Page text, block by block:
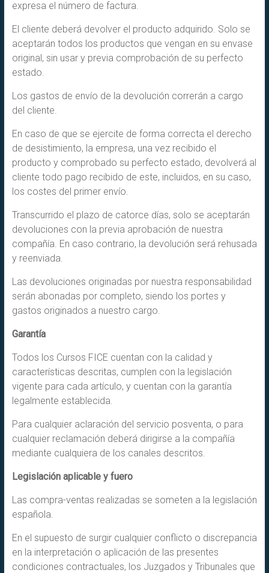
expresa el número de factura.
El cliente deberá devolver el producto adquirido. Solo se
aceptarán todos los productos que vengan en su envase
original, sin usar y previa comprobación de su perfecto
estado.
Los gastos de envío de la devolución correrán a cargo
del cliente.
En caso de que se ejercite de forma correcta el derecho
de desistimiento, la empresa, una vez recibido el
producto y comprobado su perfecto estado, devolverá al
cliente todo pago recibido de este, incluidos, en su caso,
los costes del primer envío.
Transcurrido el plazo de catorce días, solo se aceptarán
devoluciones con la previa aprobación de nuestra
compañía. En caso contrario, la devolución será rehusada
y reenviada.
Las devoluciones originadas por nuestra responsabilidad
serán abonadas por completo, siendo los portes y
gastos originados a nuestro cargo.
Garantía
Todos los Cursos FICE cuentan con la calidad y
características descritas, cumplen con la legislación
vigente para cada artículo, y cuentan con la garantía
legalmente establecida.
Para cualquier aclaración del servicio posventa, o para
cualquier reclamación deberá dirigirse a la compañía
mediante cualquiera de los canales descritos.
Legislación aplicable y fuero
Las compra-ventas realizadas se someten a la legislación
española.
En el supuesto de surgir cualquier conflicto o discrepancia
en la interpretación o aplicación de las presentes
condiciones contractuales, los Juzgados y Tribunales que